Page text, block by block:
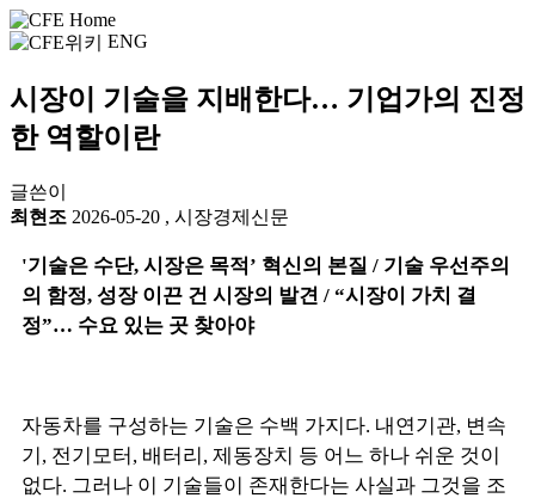
ENG
시장이 기술을 지배한다… 기업가의 진정
한 역할이란
글쓴이
최현조 2026-05-20 , 시장경제신문
'기술은 수단, 시장은 목적’ 혁신의 본질 / 기술 우선주의
의 함정, 성장 이끈 건 시장의 발견 / “시장이 가치 결
정”… 수요 있는 곳 찾아야
자동차를 구성하는 기술은 수백 가지다. 내연기관, 변속
기, 전기모터, 배터리, 제동장치 등 어느 하나 쉬운 것이
없다. 그러나 이 기술들이 존재한다는 사실과 그것을 조